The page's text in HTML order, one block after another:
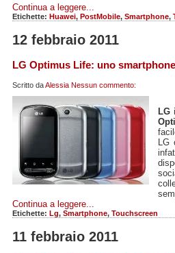
Continua a leggere...
Etichette: Huawei, PostMobile, Smartphone,
12 febbraio 2011
LG Optimus Life: uno
Scritto daAlessia Nessun commento:
LG
LG
Continua a leggere...
Etichette: Lg, Smartphone, Touchscreen
11 febbraio 2011